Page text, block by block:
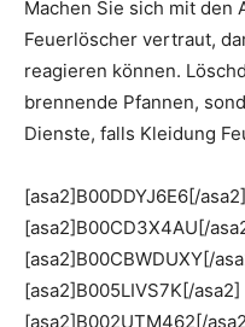
Machen Sie sich mit den
Feuerlöscher vertraut,
reagieren können.
brennende Pfannen,
Dienste, falls Kleidung
[asa2]B00DDYJ6E6[/asa2]
[asa2]B00CD3X4AU[/
[asa2]B00CBWDUXY[/
[asa2]B005LIVS7K[/asa2]
[asa2]B002UTM462[/